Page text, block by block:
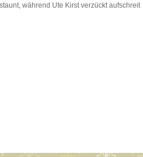
während Ute Kirst verzückt aufschreit